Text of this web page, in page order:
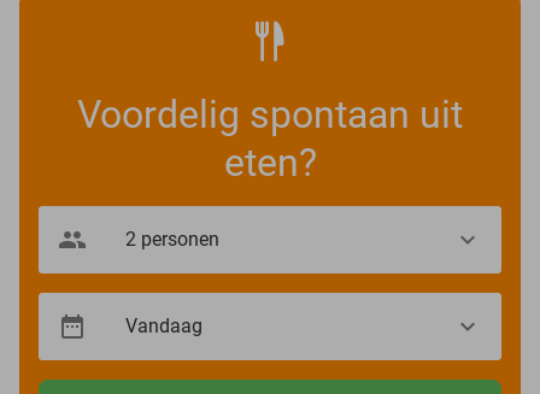
Voordelig spontaan uit
eten?